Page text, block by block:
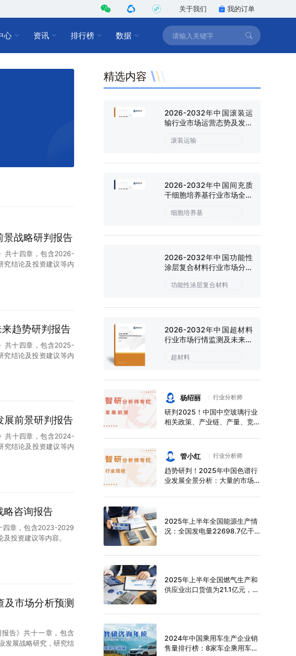
关于我们 我的订单
心 资讯 排行榜 数据
战略研判报告
共十四章，包含2026-
究结论及投资建议等内
趋势研判报告
共十四章，包含2025-
究结论及投资建议等内
前景研判报告
共十四章，包含2024-
究结论及投资建议等内
咨询报告
四章，包含2023-2029
投资建议等内容。
市场分析预测
告》共十一章，包含
发展战略研究，研究结
精选内容
2026-2032年中国滚装运
输行业市场运营态势及发展
滚装运输
2026-2032年中国间充质
干细胞培养基行业市场全景
细胞培养基
2026-2032年中国功能性
涂层复合材料行业市场分析
功能性涂层复合材料
2026-2032年中国超材料
行业市场行情监测及未来趋
超材料
杨绍丽 行业分析师
研判2025！中国中空玻璃行业
相关政策、产业链、产量、竞争
持续增长，上半年中空玻璃产量
达6124万平方米[图]
管小红 行业分析师
趋势研判！2025年中国色谱行
业发展全景分析：大量的市场需
规模不断扩大，进口替代趋势明
2025年上半年全国能源生产情
况：全国发电量22698.7亿千
2025年上半年全国燃气生产和
供应业出口货值为21.1亿元，累
2024年中国乘用车生产企业销
售量排行榜：8家车企乘用车销